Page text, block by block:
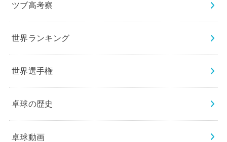
ツブ高考察
世界ランキング
世界選手権
卓球の歴史
卓球動画